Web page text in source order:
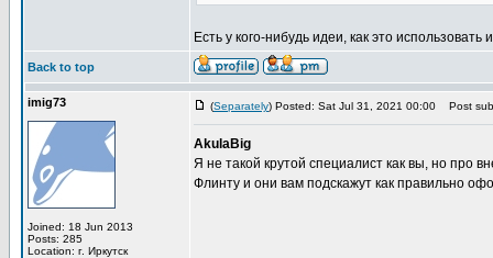
Есть у кого-нибудь идеи, как это
Back to top
imig73
Joined: 18 Jun 2013
Posts: 285
Location: г. Иркутск
(Separately) Posted: Sat Jul 31, 2021 00:00 Post
AkulaBig
Я не такой крутой специалист как вы, но про
Флинту и они вам подскажут как правильно